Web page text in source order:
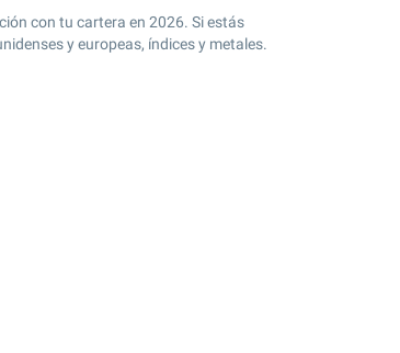
con tu cartera en 2026. Si estás
y europeas, índices y metales.